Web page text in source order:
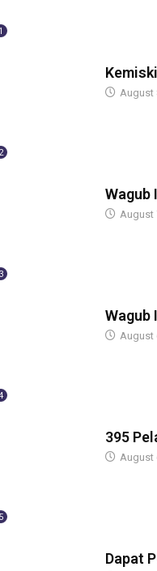
1
August
2
Wagub
August
3
Wagub
August
395
August
5
Dapat